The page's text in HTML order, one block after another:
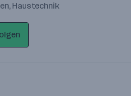
Haustechnik